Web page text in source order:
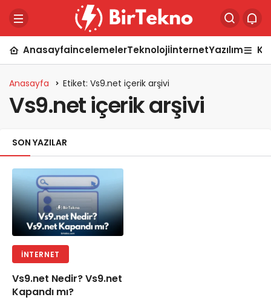
AnasayfaİncelemelerTeknolojiİnternetYazılım
Anasayfa Etiket: Vs9.net içerik arşivi
Vs9.net içerik arşivi
SON YAZILAR
İNTERNET
Vs9.net Nedir? Vs9.net
Kapandı mı?